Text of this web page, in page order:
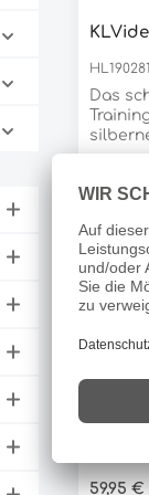
HL190281
Das
Preise
Core
und
59,95 €